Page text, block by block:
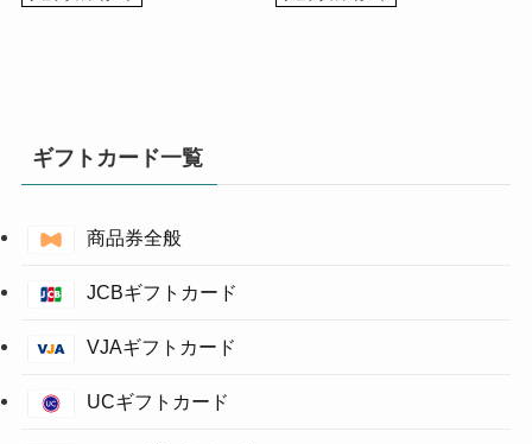
ギフトカード一覧
商品券全般
JCBギフトカード
VJAギフトカード
UCギフトカード